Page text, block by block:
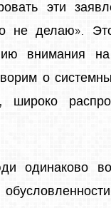
эти
не делаю».
внимания
о
широко
одинаково